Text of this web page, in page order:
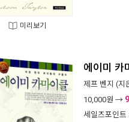
미리보기
에이미 카
제프 벤지 (지
10,000원 →
세일즈포인트